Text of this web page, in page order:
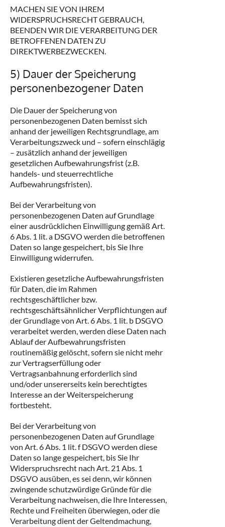
MACHEN SIE VON IHREM
WIDERSPRUCHSRECHT GEBRAUCH,
BEENDEN WIR DIE VERARBEITUNG DER
BETROFFENEN DATEN ZU
DIREKTWERBEZWECKEN.
5) Dauer der Speicherung
personenbezogener Daten
Die Dauer der Speicherung von
personenbezogenen Daten bemisst sich
anhand der jeweiligen Rechtsgrundlage, am
Verarbeitungszweck und – sofern einschlägig
– zusätzlich anhand der jeweiligen
gesetzlichen Aufbewahrungsfrist (z.B.
handels- und steuerrechtliche
Aufbewahrungsfristen).
Bei der Verarbeitung von
personenbezogenen Daten auf Grundlage
einer ausdrücklichen Einwilligung gemäß Art.
6 Abs. 1 lit. a DSGVO werden die betroffenen
Daten so lange gespeichert, bis Sie Ihre
Einwilligung widerrufen.
Existieren gesetzliche Aufbewahrungsfristen
für Daten, die im Rahmen
rechtsgeschäftlicher bzw.
rechtsgeschäftsähnlicher Verpflichtungen auf
der Grundlage von Art. 6 Abs. 1 lit. b DSGVO
verarbeitet werden, werden diese Daten nach
Ablauf der Aufbewahrungsfristen
routinemäßig gelöscht, sofern sie nicht mehr
zur Vertragserfüllung oder
Vertragsanbahnung erforderlich sind
und/oder unsererseits kein berechtigtes
Interesse an der Weiterspeicherung
fortbesteht.
Bei der Verarbeitung von
personenbezogenen Daten auf Grundlage
von Art. 6 Abs. 1 lit. f DSGVO werden diese
Daten so lange gespeichert, bis Sie Ihr
Widerspruchsrecht nach Art. 21 Abs. 1
DSGVO ausüben, es sei denn, wir können
zwingende schutzwürdige Gründe für die
Verarbeitung nachweisen, die Ihre Interessen,
Rechte und Freiheiten überwiegen, oder die
Verarbeitung dient der Geltendmachung,